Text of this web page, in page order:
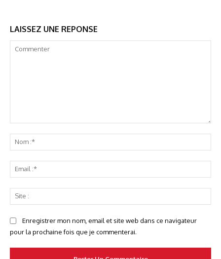
LAISSEZ UNE REPONSE
:*
:*
:
Enregistrer mon nom, email et site web dans ce navigateur
pour la prochaine fois que je commenterai.